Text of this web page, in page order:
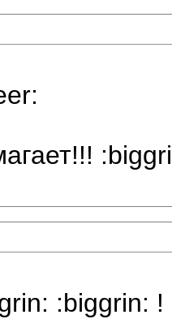
:biggrin: !